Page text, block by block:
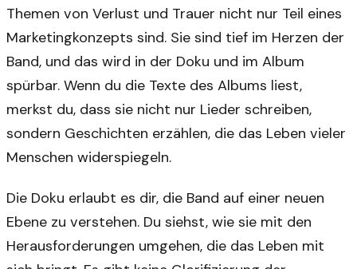
Themen von Verlust und Trauer nicht nur Teil eines
Marketingkonzepts sind. Sie sind tief im Herzen der
Band, und das wird in der Doku und im Album
spürbar. Wenn du die Texte des Albums liest,
merkst du, dass sie nicht nur Lieder schreiben,
sondern Geschichten erzählen, die das Leben vieler
Menschen widerspiegeln.
Die Doku erlaubt es dir, die Band auf einer neuen
Ebene zu verstehen. Du siehst, wie sie mit den
Herausforderungen umgehen, die das Leben mit